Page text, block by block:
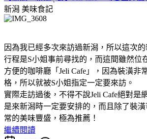
新潟 美味食記
因為我已經多次來訪過新潟，所以這次
行程是S小姐事前尋找的，而這間雖然位
方便的咖啡廳「Jeli Cafe」，因為裝潢非
格，所以就被S小姐指定一定要來訪。
實際走訪過後，不得不說Jeli Cafe絕對是
是來新潟時一定要安排的，而且除了裝
常的美味豐盛，極為推薦！
繼續閱讀